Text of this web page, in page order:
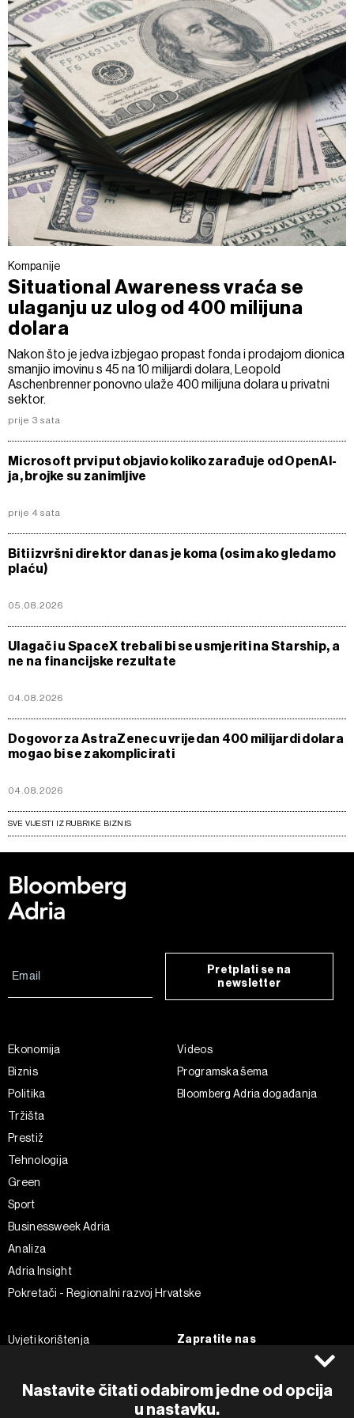
Kompanije
Situational Awareness vraća se
ulaganju uz ulog od 400 milijuna
dolara
Nakon što je jedva izbjegao propast fonda i prodajom dionica
smanjio imovinu s 45 na 10 milijardi dolara, Leopold
Aschenbrenner ponovno ulaže 400 milijuna dolara u privatni
sektor.
prije 3 sata
Microsoft prvi put objavio koliko zarađuje od OpenAI-
ja, brojke su zanimljive
prije 4 sata
Biti izvršni direktor danas je koma (osim ako gledamo
plaću)
05.08.2026
Ulagači u SpaceX trebali bi se usmjeriti na Starship, a
ne na financijske rezultate
04.08.2026
Dogovor za AstraZenecu vrijedan 400 milijardi dolara
mogao bi se zakomplicirati
04.08.2026
SVE VIJESTI IZ RUBRIKE BIZNIS
Nastavite čitati odabirom jedne od opcija
u nastavku.
Pretplati se na
newsletter
Ekonomija
Biznis
Politika
Tržišta
Prestiž
Tehnologija
Green
Sport
Businessweek Adria
Analiza
Adria Insight
Pokretači - Regionalni razvoj Hrvatske
Videos
Programska šema
Bloomberg Adria događanja
Uvjeti korištenja
Politika kolačića
Zapratite nas
Instagram
Twitter